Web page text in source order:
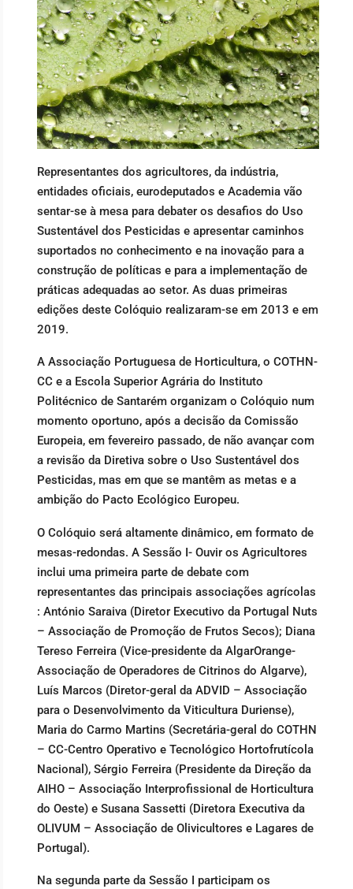
Representantes dos agricultores, da indústria,
entidades oficiais, eurodeputados e Academia vão
sentar-se à mesa para debater os desafios do Uso
Sustentável dos Pesticidas e apresentar caminhos
suportados no conhecimento e na inovação para a
construção de políticas e para a implementação de
práticas adequadas ao setor. As duas primeiras
edições deste Colóquio realizaram-se em 2013 e em
2019.
A Associação Portuguesa de Horticultura, o COTHN-
CC e a Escola Superior Agrária do Instituto
Politécnico de Santarém organizam o Colóquio num
momento oportuno, após a decisão da Comissão
Europeia, em fevereiro passado, de não avançar com
a revisão da Diretiva sobre o Uso Sustentável dos
Pesticidas, mas em que se mantêm as metas e a
ambição do Pacto Ecológico Europeu.
O Colóquio será altamente dinâmico, em formato de
mesas-redondas. A Sessão I- Ouvir os Agricultores
inclui uma primeira parte de debate com
representantes das principais associações agrícolas
: António Saraiva (Diretor Executivo da Portugal Nuts
– Associação de Promoção de Frutos Secos); Diana
Tereso Ferreira (Vice-presidente da AlgarOrange-
Associação de Operadores de Citrinos do Algarve),
Luís Marcos (Diretor-geral da ADVID – Associação
para o Desenvolvimento da Viticultura Duriense),
Maria do Carmo Martins (Secretária-geral do COTHN
– CC-Centro Operativo e Tecnológico Hortofrutícola
Nacional), Sérgio Ferreira (Presidente da Direção da
AIHO – Associação Interprofissional de Horticultura
do Oeste) e Susana Sassetti (Diretora Executiva da
OLIVUM – Associação de Olivicultores e Lagares de
Portugal).
Na segunda parte da Sessão I participam os